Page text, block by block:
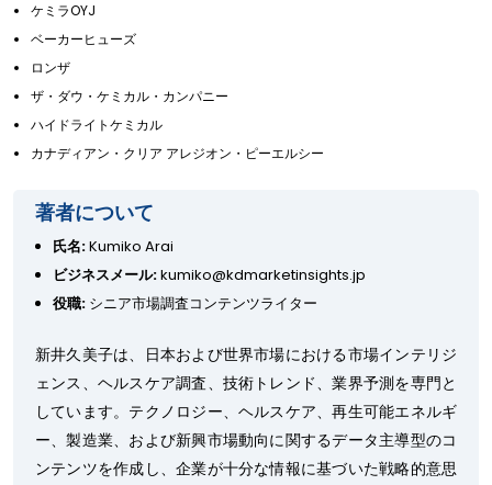
ケミラOYJ
ベーカーヒューズ
ロンザ
ザ・ダウ・ケミカル・カンパニー
ハイドライトケミカル
カナディアン・クリア アレジオン・ピーエルシー
著者について
氏名:Kumiko Arai
ビジネスメール:kumiko@kdmarketinsights.jp
役職: シニア市場調査コンテンツライター
新井久美子は、日本および世界市場における市場インテリジ
ェンス、ヘルスケア調査、技術トレンド、業界予測を専門と
しています。テクノロジー、ヘルスケア、再生可能エネルギ
ー、製造業、および新興市場動向に関するデータ主導型のコ
ンテンツを作成し、企業が十分な情報に基づいた戦略的意思